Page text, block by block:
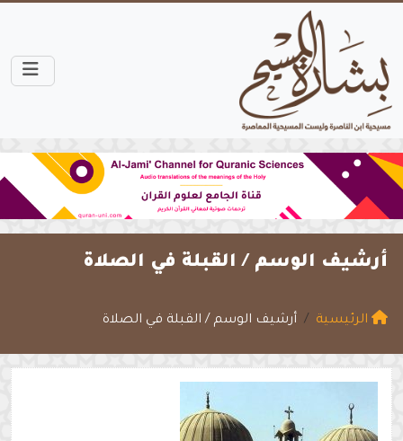
أرشيف الوسم / القبلة في الصلاة
الرئيسية أرشيف الوسم / القبلة في الصلاة